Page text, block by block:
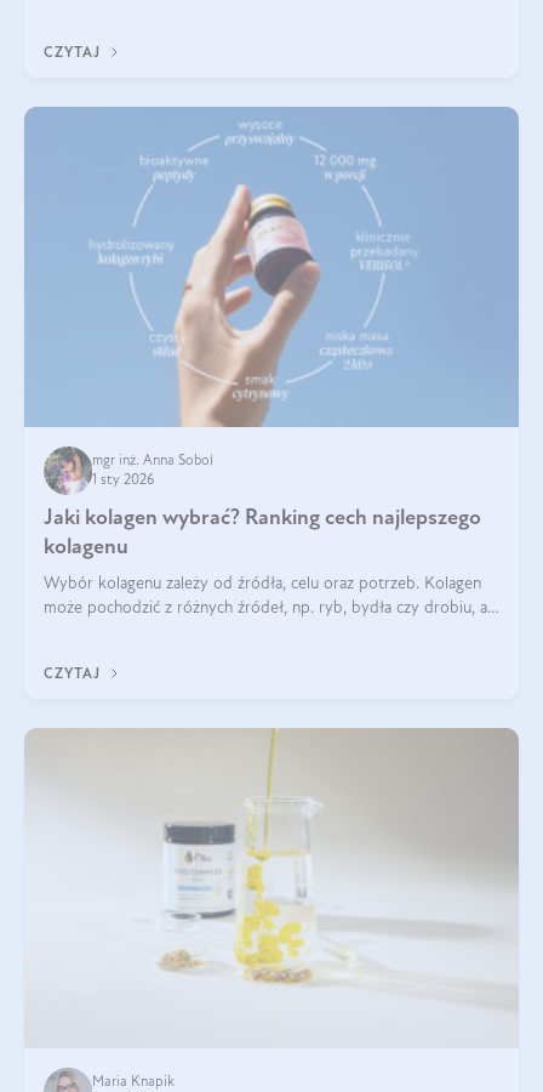
CZYTAJ
mgr inż. Anna Sobol
1 sty 2026
Jaki kolagen wybrać? Ranking cech najlepszego
kolagenu
Wybór kolagenu zależy od źródła, celu oraz potrzeb. Kolagen
może pochodzić z różnych źródeł, np. ryb, bydła czy drobiu, a
bydlęcy.
CZYTAJ
Maria Knapik